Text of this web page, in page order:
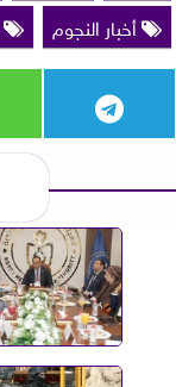
أخبار النجوم